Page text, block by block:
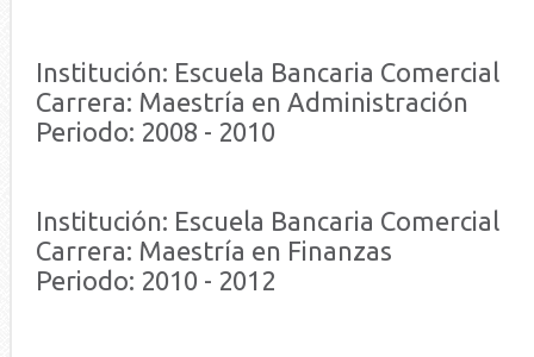
Institución: Escuela Bancaria Comercial
Carrera: Maestría en Administración
Periodo: 2008 - 2010
Institución: Escuela Bancaria Comercial
Carrera: Maestría en Finanzas
Periodo: 2010 - 2012